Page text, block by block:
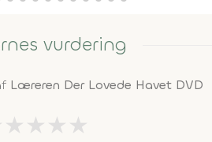
vurdering
Læreren Der Lovede Havet DVD
★ ★ ★ ★